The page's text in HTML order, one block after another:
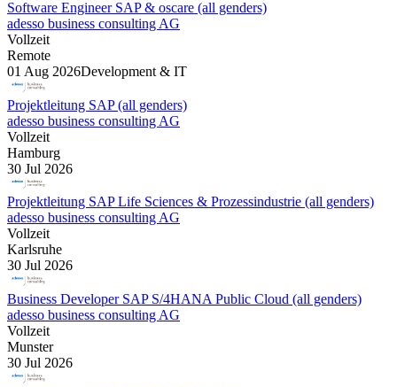
Software Engineer SAP & oscare (all genders)
adesso business consulting AG
Vollzeit
Remote
01 Aug 2026Development & IT
Projektleitung SAP (all genders)
adesso business consulting AG
Vollzeit
Hamburg
30 Jul 2026
Projektleitung SAP Life Sciences & Prozessindustrie (all genders)
adesso business consulting AG
Vollzeit
Karlsruhe
30 Jul 2026
Business Developer SAP S/4HANA Public Cloud (all genders)
adesso business consulting AG
Vollzeit
Munster
30 Jul 2026